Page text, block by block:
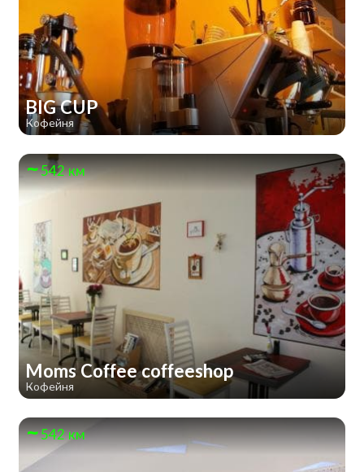
BIG CUP
Кофейня
542 км
Moms Coffee coffeeshop
Кофейня
542 км